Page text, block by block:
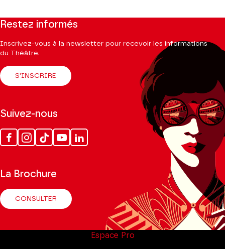
Restez informés
Inscrivez-vous à la newsletter pour recevoir les informations
du Théâtre.
S'INSCRIRE
Suivez-nous
FacebookInstagram
Tik
Tok
YoutubeLinkedin
La Brochure
CONSULTER
Espace Pro